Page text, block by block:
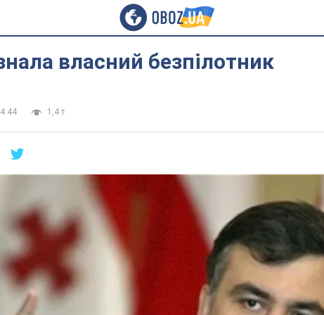
власний безпілотник
1,4 т.